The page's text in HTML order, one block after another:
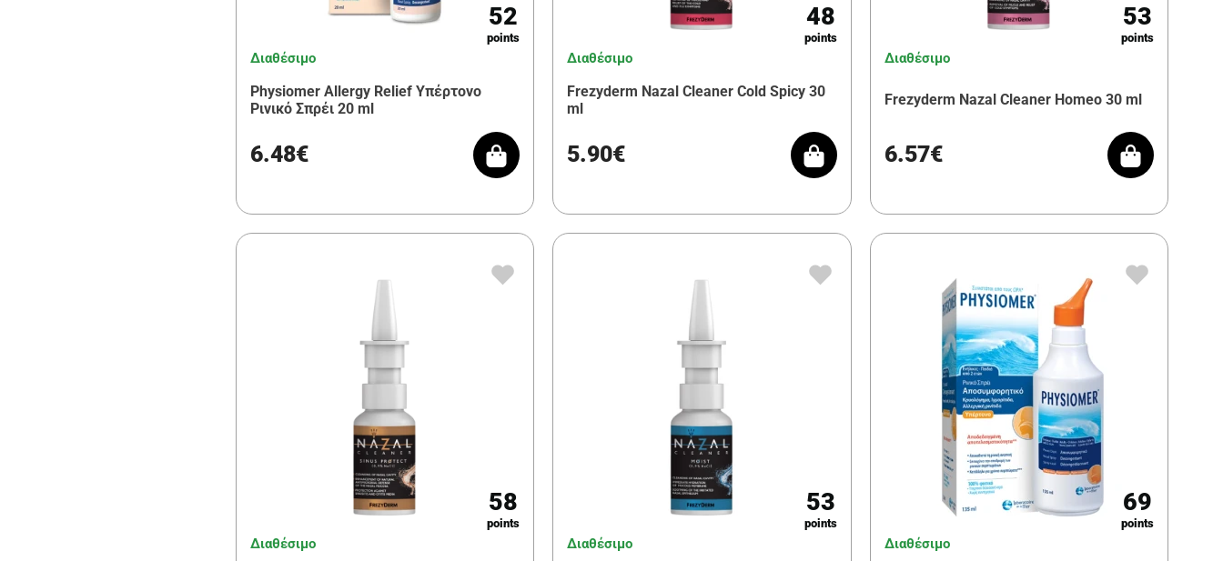
52
points
Διαθέσιμο
Physiomer Allergy Relief Υπέρτονο
Ρινικό Σπρέι 20 ml
6.48€
48
points
Διαθέσιμο
Frezyderm Nazal Cleaner Cold Spicy 30
ml
5.90€
53
points
Διαθέσιμο
Frezyderm Nazal Cleaner Homeo 30 ml
6.57€
58
points
Διαθέσιμο
53
points
Διαθέσιμο
69
points
Διαθέσιμο